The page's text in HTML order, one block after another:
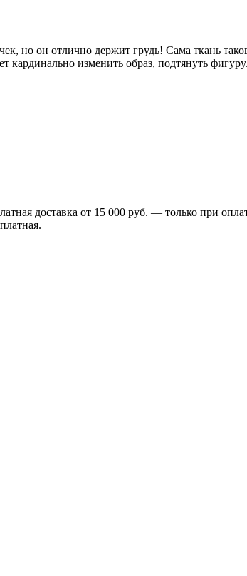
но он отлично держит грудь! Сама ткань
изменить образ, подтянуть
доставка от 15 000 руб. — только при